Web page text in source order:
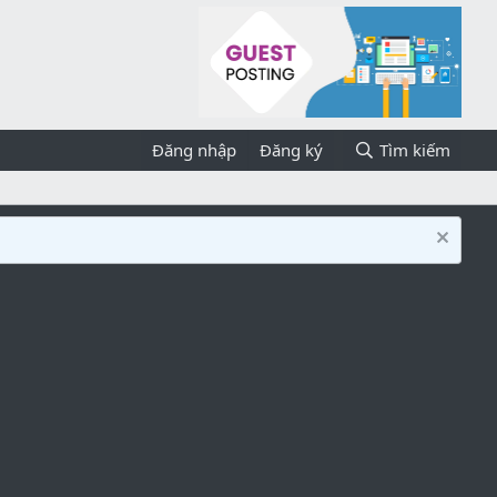
Đăng nhập Đăng ký Tìm kiếm